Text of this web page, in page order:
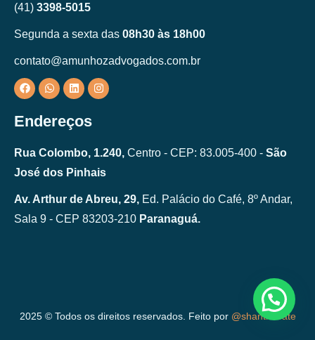
(41) 3398-5015
Segunda a sexta das 08h30 às 18h00
contato@amunhozadvogados.com.br
Endereços
Rua Colombo, 1.240, Centro - CEP: 83.005-400 - São
José dos Pinhais
Av. Arthur de Abreu, 29, Ed. Palácio do Café, 8º Andar,
Sala 9 - CEP 83203-210 Paranaguá.
2025 © Todos os direitos reservados. Feito por @shanticreate